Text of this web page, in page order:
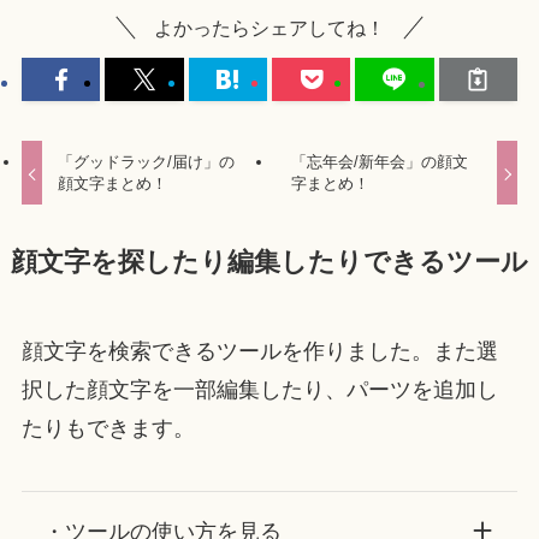
よかったらシェアしてね！
「グッドラック/届け」の
顔文字まとめ！
「忘年会/新年会」の顔文
字まとめ！
顔文字を探したり編集したりできるツール
顔文字を検索できるツールを作りました。また選
択した顔文字を一部編集したり、パーツを追加し
たりもできます。
・ツールの使い方を見る